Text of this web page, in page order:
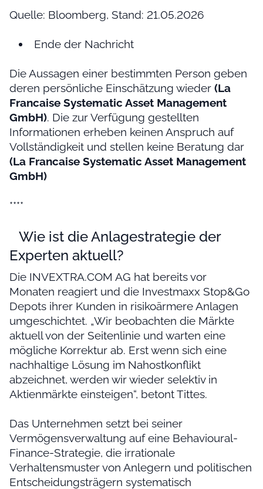
Quelle: Bloomberg, Stand: 21.05.2026
Ende der Nachricht
Die Aussagen einer bestimmten Person geben
deren persönliche Einschätzung wieder (La
Francaise Systematic Asset Management
GmbH). Die zur Verfügung gestellten
Informationen erheben keinen Anspruch auf
Vollständigkeit und stellen keine Beratung dar
(La Francaise Systematic Asset Management
GmbH)
****
Wie ist die Anlagestrategie der
Experten aktuell?
Die INVEXTRA.COM AG hat bereits vor
Monaten reagiert und die Investmaxx Stop&Go
Depots ihrer Kunden in risikoärmere Anlagen
umgeschichtet. „Wir beobachten die Märkte
aktuell von der Seitenlinie und warten eine
mögliche Korrektur ab. Erst wenn sich eine
nachhaltige Lösung im Nahostkonflikt
abzeichnet, werden wir wieder selektiv in
Aktienmärkte einsteigen“, betont Tittes.
Das Unternehmen setzt bei seiner
Vermögensverwaltung auf eine Behavioural-
Finance-Strategie, die irrationale
Verhaltensmuster von Anlegern und politischen
Entscheidungsträgern systematisch